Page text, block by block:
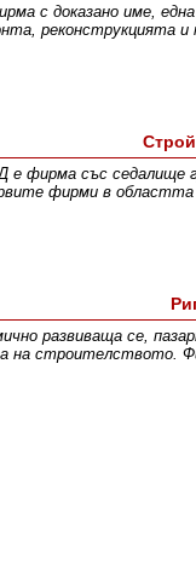
с доказано име,
реконструкцията и
със седалище
фирми в
развиваща се,
на строителството.